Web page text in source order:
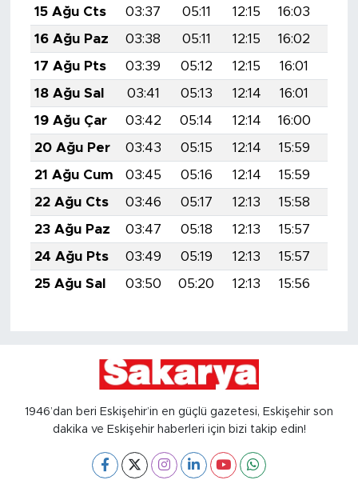
15 Ağu Cts
03:37 05:11 12:15 16:03
16 Ağu Paz
03:38 05:11 12:15 16:02
17 Ağu Pts
03:39 05:12 12:15 16:01
18 Ağu Sal
03:41 05:13 12:14 16:01
19 Ağu Çar
03:42 05:14 12:14 16:00
20 Ağu Per
03:43 05:15 12:14 15:59
21 Ağu Cum
03:45 05:16 12:14 15:59
22 Ağu Cts
03:46 05:17 12:13 15:58
23 Ağu Paz
03:47 05:18 12:13 15:57
24 Ağu Pts
03:49 05:19 12:13 15:57
25 Ağu Sal
03:50 05:20 12:13 15:56
1946’dan beri Eskişehir’in en güçlü gazetesi, Eskişehir son
dakika ve Eskişehir haberleri için bizi takip edin!